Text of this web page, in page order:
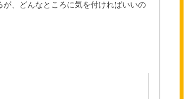
、どんなところに気を付ければいいの